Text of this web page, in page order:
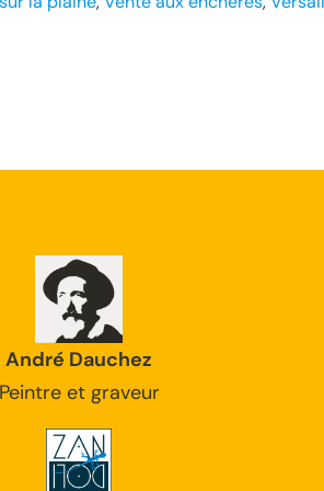
André Dauchez
Peintre et graveur